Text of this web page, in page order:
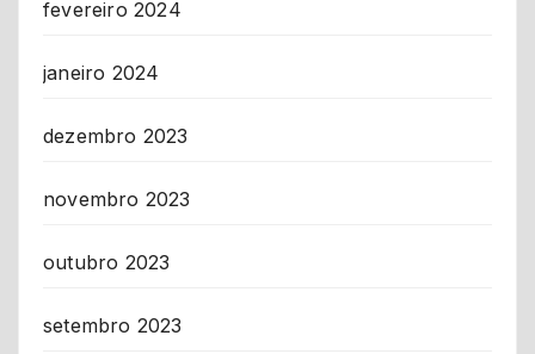
fevereiro 2024
janeiro 2024
dezembro 2023
novembro 2023
outubro 2023
setembro 2023